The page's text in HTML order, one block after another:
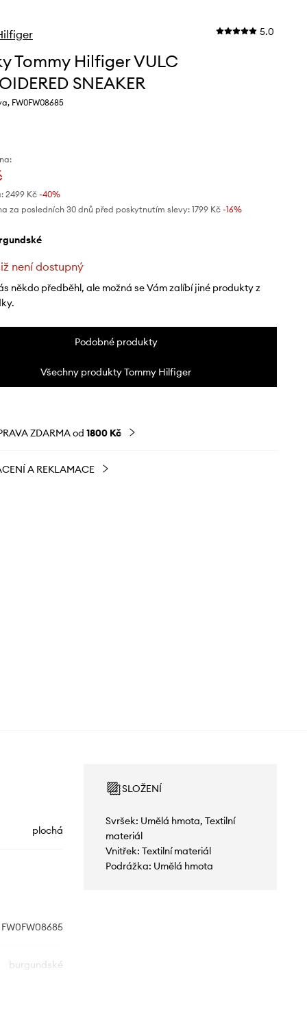
5.0
Tommy Hilfiger VULC
SNEAKER
FW0FW08685
2499 Kč-40%
za posledních 30 dnů před poskytnutím slevy: 1799 Kč -16%
není dostupný
někdo předběhl, ale možná se Vám zalíbí jiné produkty z
Podobné produkty
Všechny produkty Tommy Hilfiger
ZDARMA od 1800 Kč
A REKLAMACE
plochá
FW0FW08685
burgundské
SLOŽENÍ
Svršek: Umělá hmota, Textilní
materiál
Vnitřek: Textilní materiál
Podrážka: Umělá hmota